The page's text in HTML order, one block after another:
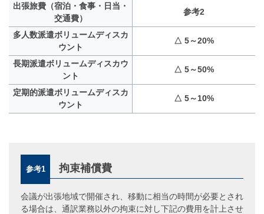
出張旅費（宿泊・食事・日当・
交通費）
参考2
多人数派遣ボリュームディスカ
ウント
△ 5～20%
長期派遣ボリュームディスカウ
ント
△ 5～50%
定期的派遣ボリュームディスカ
ウント
△ 5～10%
参考1 拘束補償費
会議が出張地域で開催され、移動に相当の時間が必要とされ
る場合は、通訳業務以外の拘束に対し下記の費用を計上させ